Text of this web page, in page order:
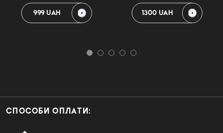
999 UAH 1300 UAH
СПОСОБИ ОПЛАТИ: